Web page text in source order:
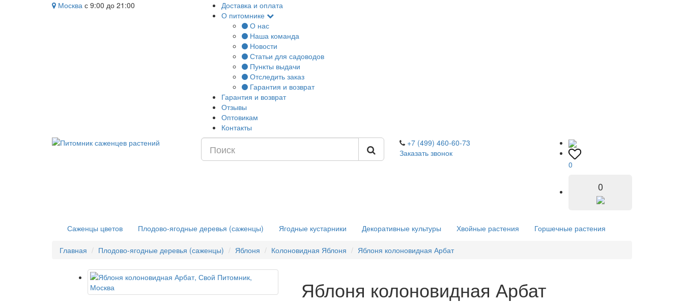
Москва с 9:00 до 21:00
Доставка и оплата
О питомнике
О нас
Наша команда
Новости
Статьи для садоводов
Пункты выдачи
Отследить заказ
Гарантия и возврат
Гарантия и возврат
Отзывы
Оптовикам
Контакты
+7 (499) 460-60-73
Заказать звонок
0
0
Саженцы цветов Плодово-ягодные деревья (саженцы) Ягодные кустарники Декоративные культуры Хвойные растения Горшечные растения
Главная Плодово-ягодные деревья (саженцы) Яблоня Колоновидная Яблоня Яблоня колоновидная Арбат
Яблоня колоновидная Арбат